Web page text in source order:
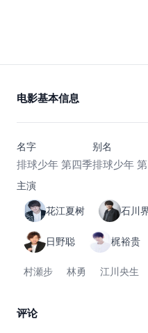
电影基本信息
名字
排球少年 第四季
别名
排球少年
主演
花江夏树
石川
日野聪 梶裕贵
村瀬步
林勇 江川央生
评论